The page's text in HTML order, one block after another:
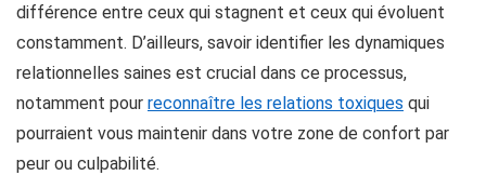
différence entre ceux qui stagnent et ceux qui évoluent
constamment. D’ailleurs, savoir identifier les dynamiques
relationnelles saines est crucial dans ce processus,
notamment pour reconnaître les relations toxiques qui
pourraient vous maintenir dans votre zone de confort par
peur ou culpabilité.